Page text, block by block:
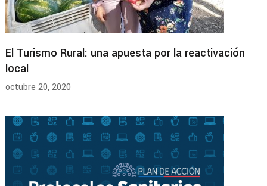
El Turismo Rural: una apuesta por la reactivación
local
octubre 20, 2020